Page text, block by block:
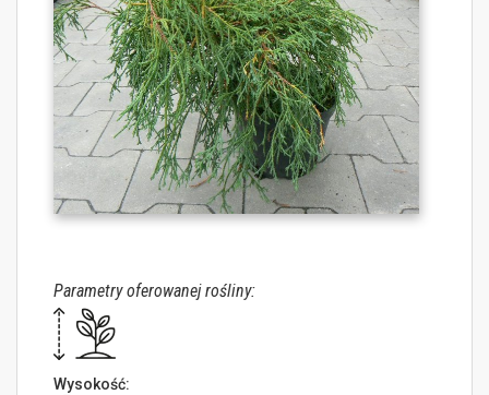
Parametry oferowanej rośliny:
Wysokość: